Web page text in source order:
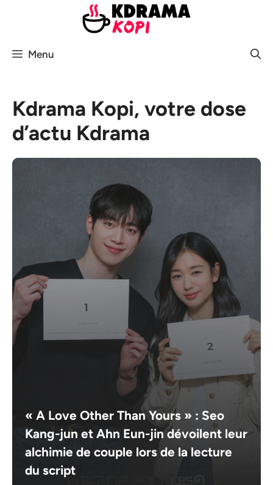
Menu
Kdrama Kopi, votre dose
d’actu Kdrama
« A Love Other Than Yours » : Seo
Kang-jun et Ahn Eun-jin dévoilent leur
alchimie de couple lors de la lecture
du script